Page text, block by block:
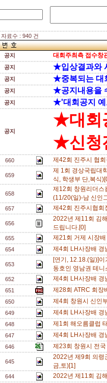
자료수 : 940 건
공지 대회주최측 접수창
공지 ★입상결과와
공지 ★중복되는 대
공지 ★공지내용을
공지 ★'대회공지 예
공지
★대회
★신청
660 제42회 진주시 협
659
제 1회 경상국립대
식, 학생부 단,복식
658
제12회 창원리더스
(11/20(일)-남 신인
657 제42회 진주시협
656
2022년 제11회 김
드립니다.[0]
655 제21회 거제 시장
654 제4회 LH사장배
653
[연기, 12.18.(일)]
동호인 영남권 테
652 제4회 LH사장배
651 제28회 ATRC 회장
650 제4회 창원시 신인
649 제4회 LH사장배
648 제1회 해오름클럽
647 제4회 LH사장배
646 제23회 창원시 전
645
2022년 제9회 의령
금,토)[1]
644 2022년 제11회 김